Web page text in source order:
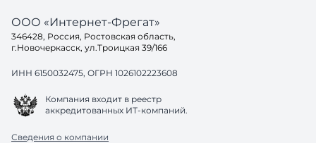
ООО «Интернет-Фрегат»
346428, Россия, Ростовская область,
г.Новочеркасск, ул.Троицкая 39/166
ИНН 6150032475, ОГРН 1026102223608
Компания входит в реестр
аккредитованных ИТ-компаний.
Сведения о компании